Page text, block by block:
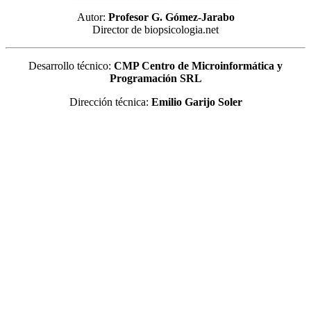
Autor: Profesor G. Gómez-Jarabo
Director de biopsicologia.net
Desarrollo técnico: CMP Centro de Microinformática y
Programación SRL
Dirección técnica: Emilio Garijo Soler